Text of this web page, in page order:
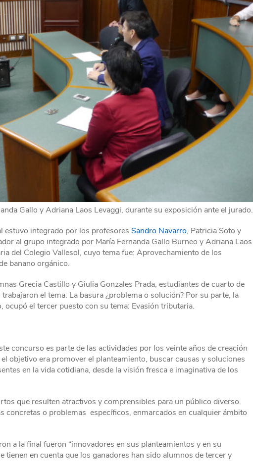
Gallo y Adriana Laos Levaggi, durante su exposición ante el jurado.
estuvo integrado por los profesores Sandro Navarro, Patricia Soto y
al grupo integrado por María Fernanda Gallo Burneo y Adriana Laos
del Colegio Vallesol, cuyo tema fue: Aprovechamiento de los
banano orgánico.
Grecia Castillo y Giulia Gonzales Prada, estudiantes de cuarto de
el tema: La basura ¿problema o solución? Por su parte, la
ocupó el tercer puesto con su tema: Evasión tributaria.
concurso es parte de las actividades por los veinte años de creación
objetivo era promover el planteamiento, buscar causas y soluciones
en la vida cotidiana, desde la visión fresca e imaginativa de los
que resulten atractivos y comprensibles para un público diverso.
concretas o problemas específicos, enmarcados en cualquier ámbito
a la final fueron “innovadores en sus planteamientos y en su
tienen en cuenta que los ganadores han sido alumnos de tercer y